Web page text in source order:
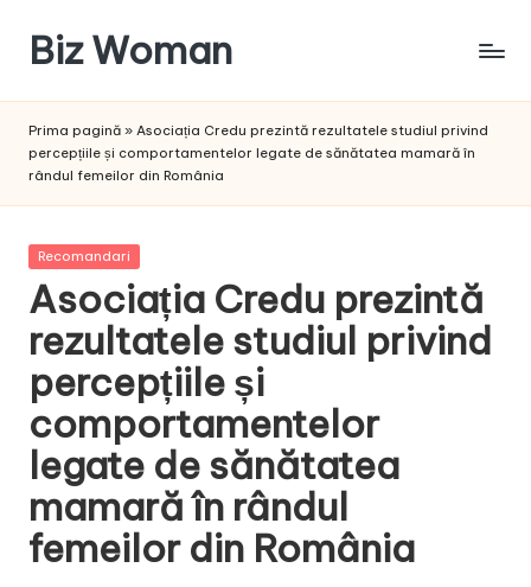
content
Biz Woman
succesul
tău!
Prima pagină » Asociația Credu prezintă rezultatele studiul privind
percepțiile și comportamentelor legate de sănătatea mamară în
rândul femeilor din România
Posted
Recomandari
Asociația Credu prezintă
rezultatele studiul privind
percepțiile și
comportamentelor
legate de sănătatea
mamară în rândul
femeilor din România